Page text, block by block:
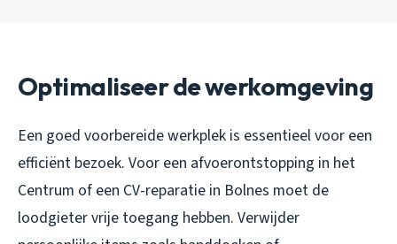
Optimaliseer de werkomgeving
Een goed voorbereide werkplek is essentieel voor een
efficiënt bezoek. Voor een afvoerontstopping in het
Centrum of een CV-reparatie in Bolnes moet de
loodgieter vrije toegang hebben. Verwijder